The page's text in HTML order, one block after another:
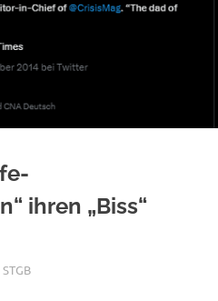
ihren „Biss“